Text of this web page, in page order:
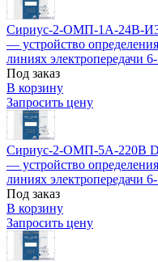
Сириус-2-ОМП-1А-24В-
— устройство
линиях электропередачи
Под заказ
В корзину
Запросить цену
Сириус-2-ОМП-5А-220В
— устройство
линиях электропередачи
Под заказ
В корзину
Запросить цену